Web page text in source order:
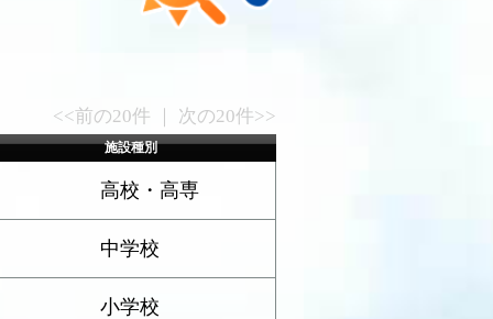
<<前の20件 ｜ 次の20件>>
施設種別
高校・高専
中学校
小学校